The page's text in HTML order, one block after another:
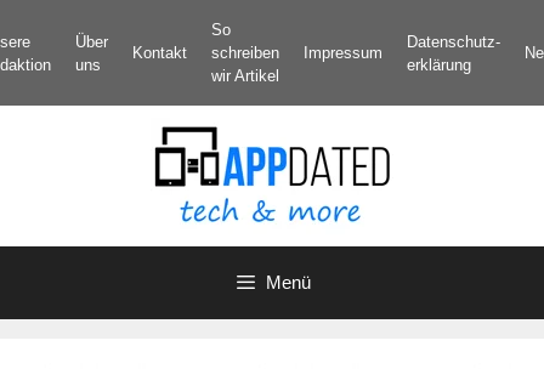
Inhalt
springen
Über
uns
Kontakt
So
schreiben
wir Artikel
Impressum
Datenschutz­
erklärung
Menü